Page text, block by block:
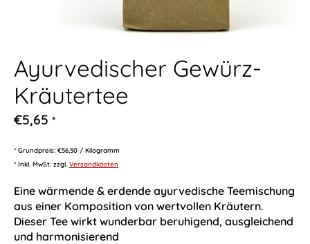
Ayurvedischer Gewürz-
Kräutertee
€5,65 *
* Grundpreis: €56,50 / Kilogramm
* Inkl. MwSt. zzgl. Versandkosten
Eine wärmende & erdende ayurvedische Teemischung
aus einer Komposition von wertvollen Kräutern.
Dieser Tee wirkt wunderbar beruhigend, ausgleichend
und harmonisierend